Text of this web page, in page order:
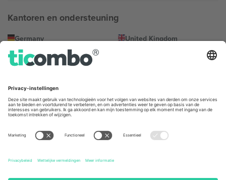
Kantoren en ondersteuning
Germany
Unter den Linden 24, 10117
Berlin, Germany
United Kingdom
167 City Road, London, Greater
United States
131 Continental Dr, Suite 305,
Newark, Delaware 19713, United
Switzerland
Dorfstrasse 52a, 6390
Totleben 53-55, 1606 Sofia,
Building A1, Office 302, Dubai,